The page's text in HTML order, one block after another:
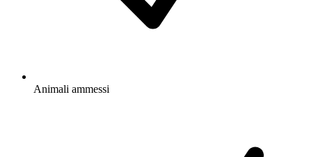
Animali ammessi